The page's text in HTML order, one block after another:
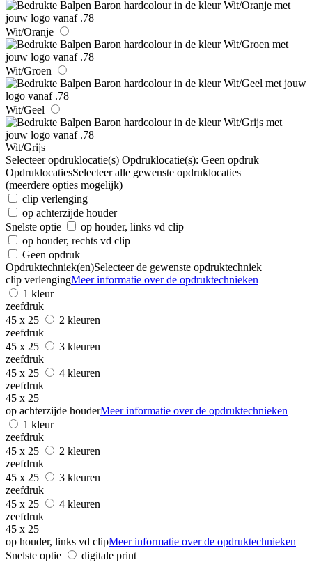
Wit/Oranje
Wit/Groen
Wit/Geel
Wit/Grijs
Selecteer opdruklocatie(s) Opdruklocatie(s): Geen opdruk
OpdruklocatiesSelecteer alle gewenste opdruklocaties
(meerdere opties mogelijk)
clip verlenging
op achterzijde houder
Snelste optie
op houder, links vd clip
op houder, rechts vd clip
Geen opdruk
Opdruktechniek(en)Selecteer de gewenste opdruktechniek
clip verlengingMeer informatie over de opdruktechnieken
1 kleur
zeefdruk
45 x 25
2 kleuren
zeefdruk
45 x 25
3 kleuren
zeefdruk
45 x 25
4 kleuren
zeefdruk
45 x 25
op achterzijde houderMeer informatie over de opdruktechnieken
1 kleur
zeefdruk
45 x 25
2 kleuren
zeefdruk
45 x 25
3 kleuren
zeefdruk
45 x 25
4 kleuren
zeefdruk
45 x 25
op houder, links vd clipMeer informatie over de opdruktechnieken
Snelste optie
digitale print